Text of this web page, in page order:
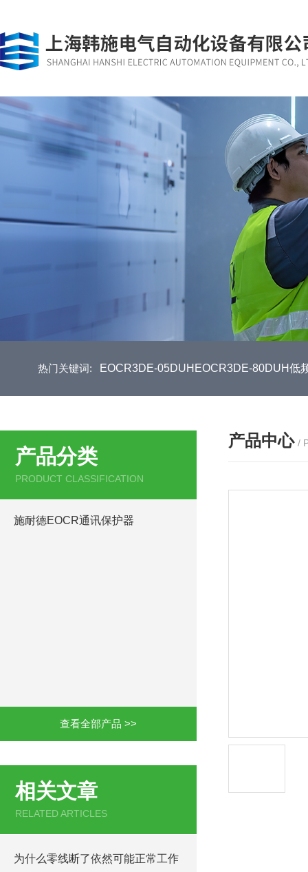
热门关键词: EOCR3DE-05DUHEOCR3DE-80DUH低
产品分类
PRODUCT CLASSIFICATION
施耐德EOCR通讯保护器
查看全部产品 >>
相关文章
RELATED ARTICLES
为什么零线断了依然可能正常工作
产品中心 /